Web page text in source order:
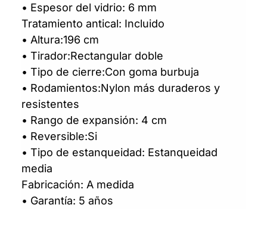
• Espesor del vidrio: 6 mm
Tratamiento antical: Incluido
• Altura:196 cm
• Tirador:Rectangular doble
• Tipo de cierre:Con goma burbuja
• Rodamientos:Nylon más duraderos y
resistentes
• Rango de expansión: 4 cm
• Reversible:Si
• Tipo de estanqueidad: Estanqueidad
media
Fabricación: A medida
• Garantía: 5 años